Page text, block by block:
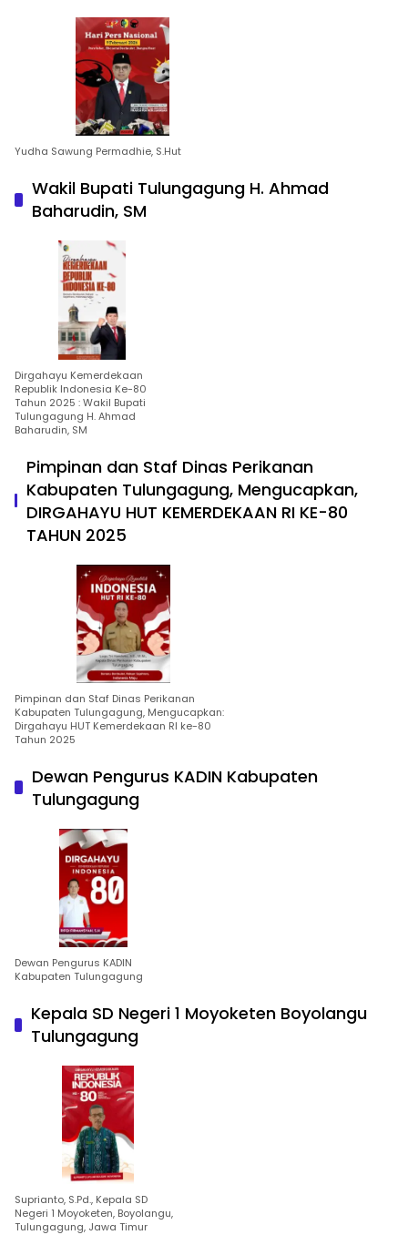
Yudha Sawung Permadhie, S.Hut
Wakil Bupati Tulungagung H. Ahmad
Baharudin, SM
Dirgahayu Kemerdekaan
Republik Indonesia Ke-80
Tahun 2025 : Wakil Bupati
Tulungagung H. Ahmad
Baharudin, SM
Pimpinan dan Staf Dinas Perikanan
Kabupaten Tulungagung, Mengucapkan,
DIRGAHAYU HUT KEMERDEKAAN RI KE-80
TAHUN 2025
Pimpinan dan Staf Dinas Perikanan
Kabupaten Tulungagung, Mengucapkan:
Dirgahayu HUT Kemerdekaan RI ke-80
Tahun 2025
Dewan Pengurus KADIN Kabupaten
Tulungagung
Dewan Pengurus KADIN
Kabupaten Tulungagung
Kepala SD Negeri 1 Moyoketen Boyolangu
Tulungagung
Suprianto, S.Pd., Kepala SD
Negeri 1 Moyoketen, Boyolangu,
Tulungagung, Jawa Timur